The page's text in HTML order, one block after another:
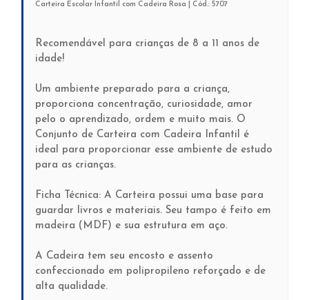
Carteira Escolar Infantil com Cadeira Rosa | Cód.: 5707
Recomendável para crianças de 8 a 11 anos de
idade!
Um ambiente preparado para a criança,
proporciona concentração, curiosidade, amor
pelo o aprendizado, ordem e muito mais. O
Conjunto de Carteira com Cadeira Infantil é
ideal para proporcionar esse ambiente de estudo
para as crianças.
Ficha Técnica: A Carteira possui uma base para
guardar livros e materiais. Seu tampo é feito em
madeira (MDF) e sua estrutura em aço.
A Cadeira tem seu encosto e assento
confeccionado em polipropileno reforçado e de
alta qualidade.